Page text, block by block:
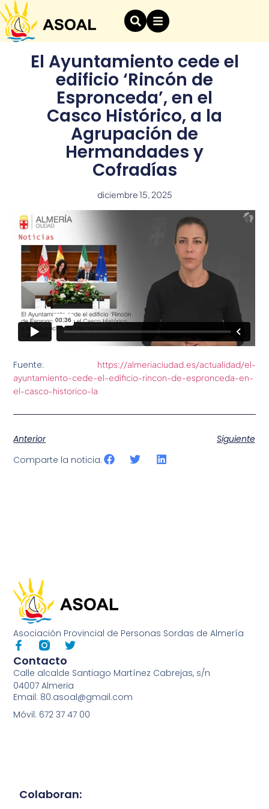
El Ayuntamiento cede el
edificio ‘Rincón de
Espronceda’, en el
Casco Histórico, a la
Agrupación de
Hermandades y
Cofradías
diciembre 15, 2025
Fuente:
https://almeriaciudad.es/actualidad/el-
ayuntamiento-cede-el-edificio-rincon-de-espronceda-en-
el-casco-historico-la
Anterior
Siguiente
Comparte la noticia:
Asociación Provincial de Personas Sordas de Almería
Contacto
Calle alcalde Santiago Martínez Cabrejas, s/n
04007 Almeria
Email: 80.asoal@gmail.com
Móvil: 672 37 47 00
Colaboran: